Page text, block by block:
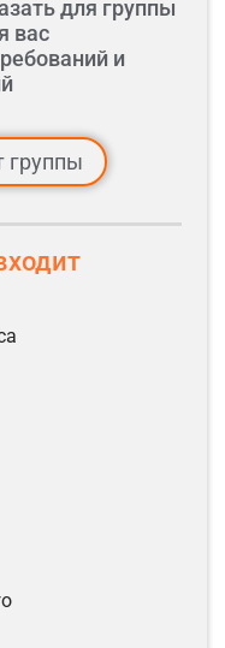
для группы
вас
и
группы